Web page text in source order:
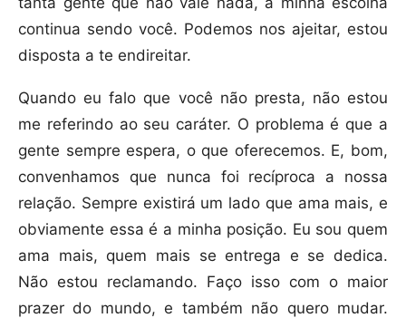
continua sendo você. Podemos nos ajeitar, estou
disposta a te endireitar.
Quando eu falo que você não presta, não estou
me referindo ao seu caráter. O problema é que a
gente sempre espera, o que oferecemos. E, bom,
convenhamos que nunca foi recíproca a nossa
relação. Sempre existirá um lado que ama mais, e
obviamente essa é a minha posição. Eu sou quem
ama mais, quem mais se entrega e se dedica.
Não estou reclamando. Faço isso com o maior
prazer do mundo, e também não quero mudar.